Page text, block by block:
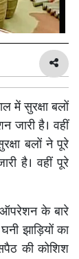
में सुरक्षा बलों
जारी है। वहीं
बलों ने पूरे
है। वहीं पूरे
ऑपरेशन के बारे
झाड़ियों का
की कोशिश